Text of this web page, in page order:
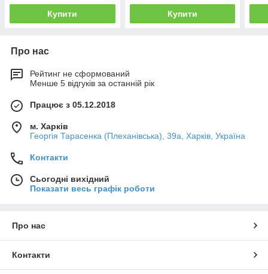
Купити Купити
Про нас
Рейтинг не сформований
Менше 5 відгуків за останній рік
Працює з 05.12.2018
м. Харків
Георгія Тарасенка (Плеханівська), 39а, Харків, Україна
Контакти
Сьогодні вихідний
Показати весь графік роботи
Про нас
Контакти